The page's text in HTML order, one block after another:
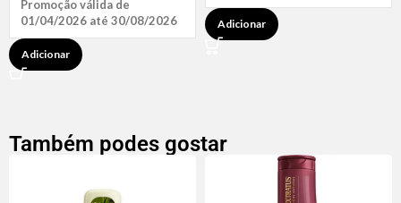
Promoção válida de
01/04/2026 até 30/08/2026
Adicionar
Adicionar
Também podes gostar